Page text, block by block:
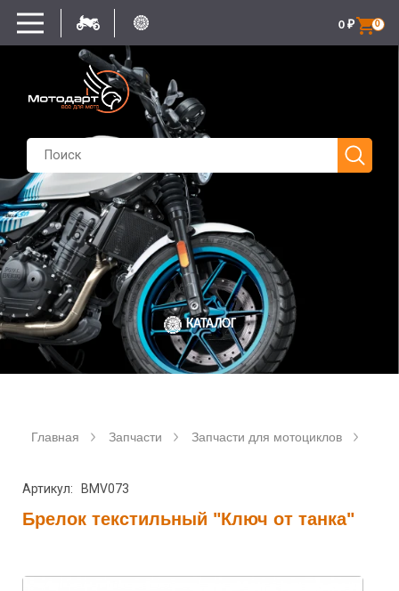
0
0 ₽
КАТАЛОГ
Главная Запчасти Запчасти для мотоциклов
Артикул: BMV073
Брелок текстильный "Ключ от танка"